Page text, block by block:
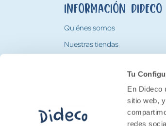
Tu
En Dideco
sitio web,
redes
Información Dideco
Quiénes somos
Nuestras tiendas
Tarjeta Regalo Dideco